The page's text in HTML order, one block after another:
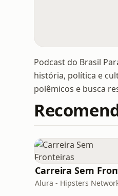
Podcast do Brasil
história, política e
polêmicos e busca
Alura - Hipsters